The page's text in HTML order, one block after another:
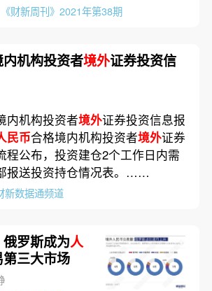
《财新周刊》2021年第38期
机构投资者境外证券投资信
内机构投资者境外证券投资信息报
民币合格境内机构投资者境外证券
程公布，投资建仓2个工作日内需
报送投资持仓情况表。……
新数据通频道
俄罗斯成为人
三大市场